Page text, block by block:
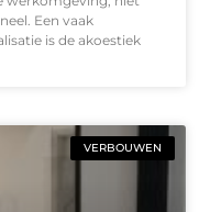
Een vaak
is de akoestiek
VERBOUWEN